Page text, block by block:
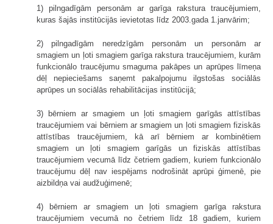
1) pilngadīgām personām ar garīga rakstura traucējumiem,
kuras šajās institūcijās ievietotas līdz 2003.gada 1.janvārim;
2) pilngadīgām neredzīgām personām un personām ar
smagiem un ļoti smagiem garīga rakstura traucējumiem, kurām
funkcionālo traucējumu smaguma pakāpes un aprūpes līmeņa
dēļ nepieciešams saņemt pakalpojumu ilgstošas sociālās
aprūpes un sociālās rehabilitācijas institūcijā;
3) bērniem ar smagiem un ļoti smagiem garīgās attīstības
traucējumiem vai bērniem ar smagiem un ļoti smagiem fiziskās
attīstības traucējumiem, kā arī bērniem ar kombinētiem
smagiem un ļoti smagiem garīgās un fiziskās attīstības
traucējumiem vecumā līdz četriem gadiem, kuriem funkcionālo
traucējumu dēļ nav iespējams nodrošināt aprūpi ģimenē, pie
aizbildņa vai audžuģimenē;
4) bērniem ar smagiem un ļoti smagiem garīga rakstura
traucējumiem vecumā no četriem līdz 18 gadiem, kuriem